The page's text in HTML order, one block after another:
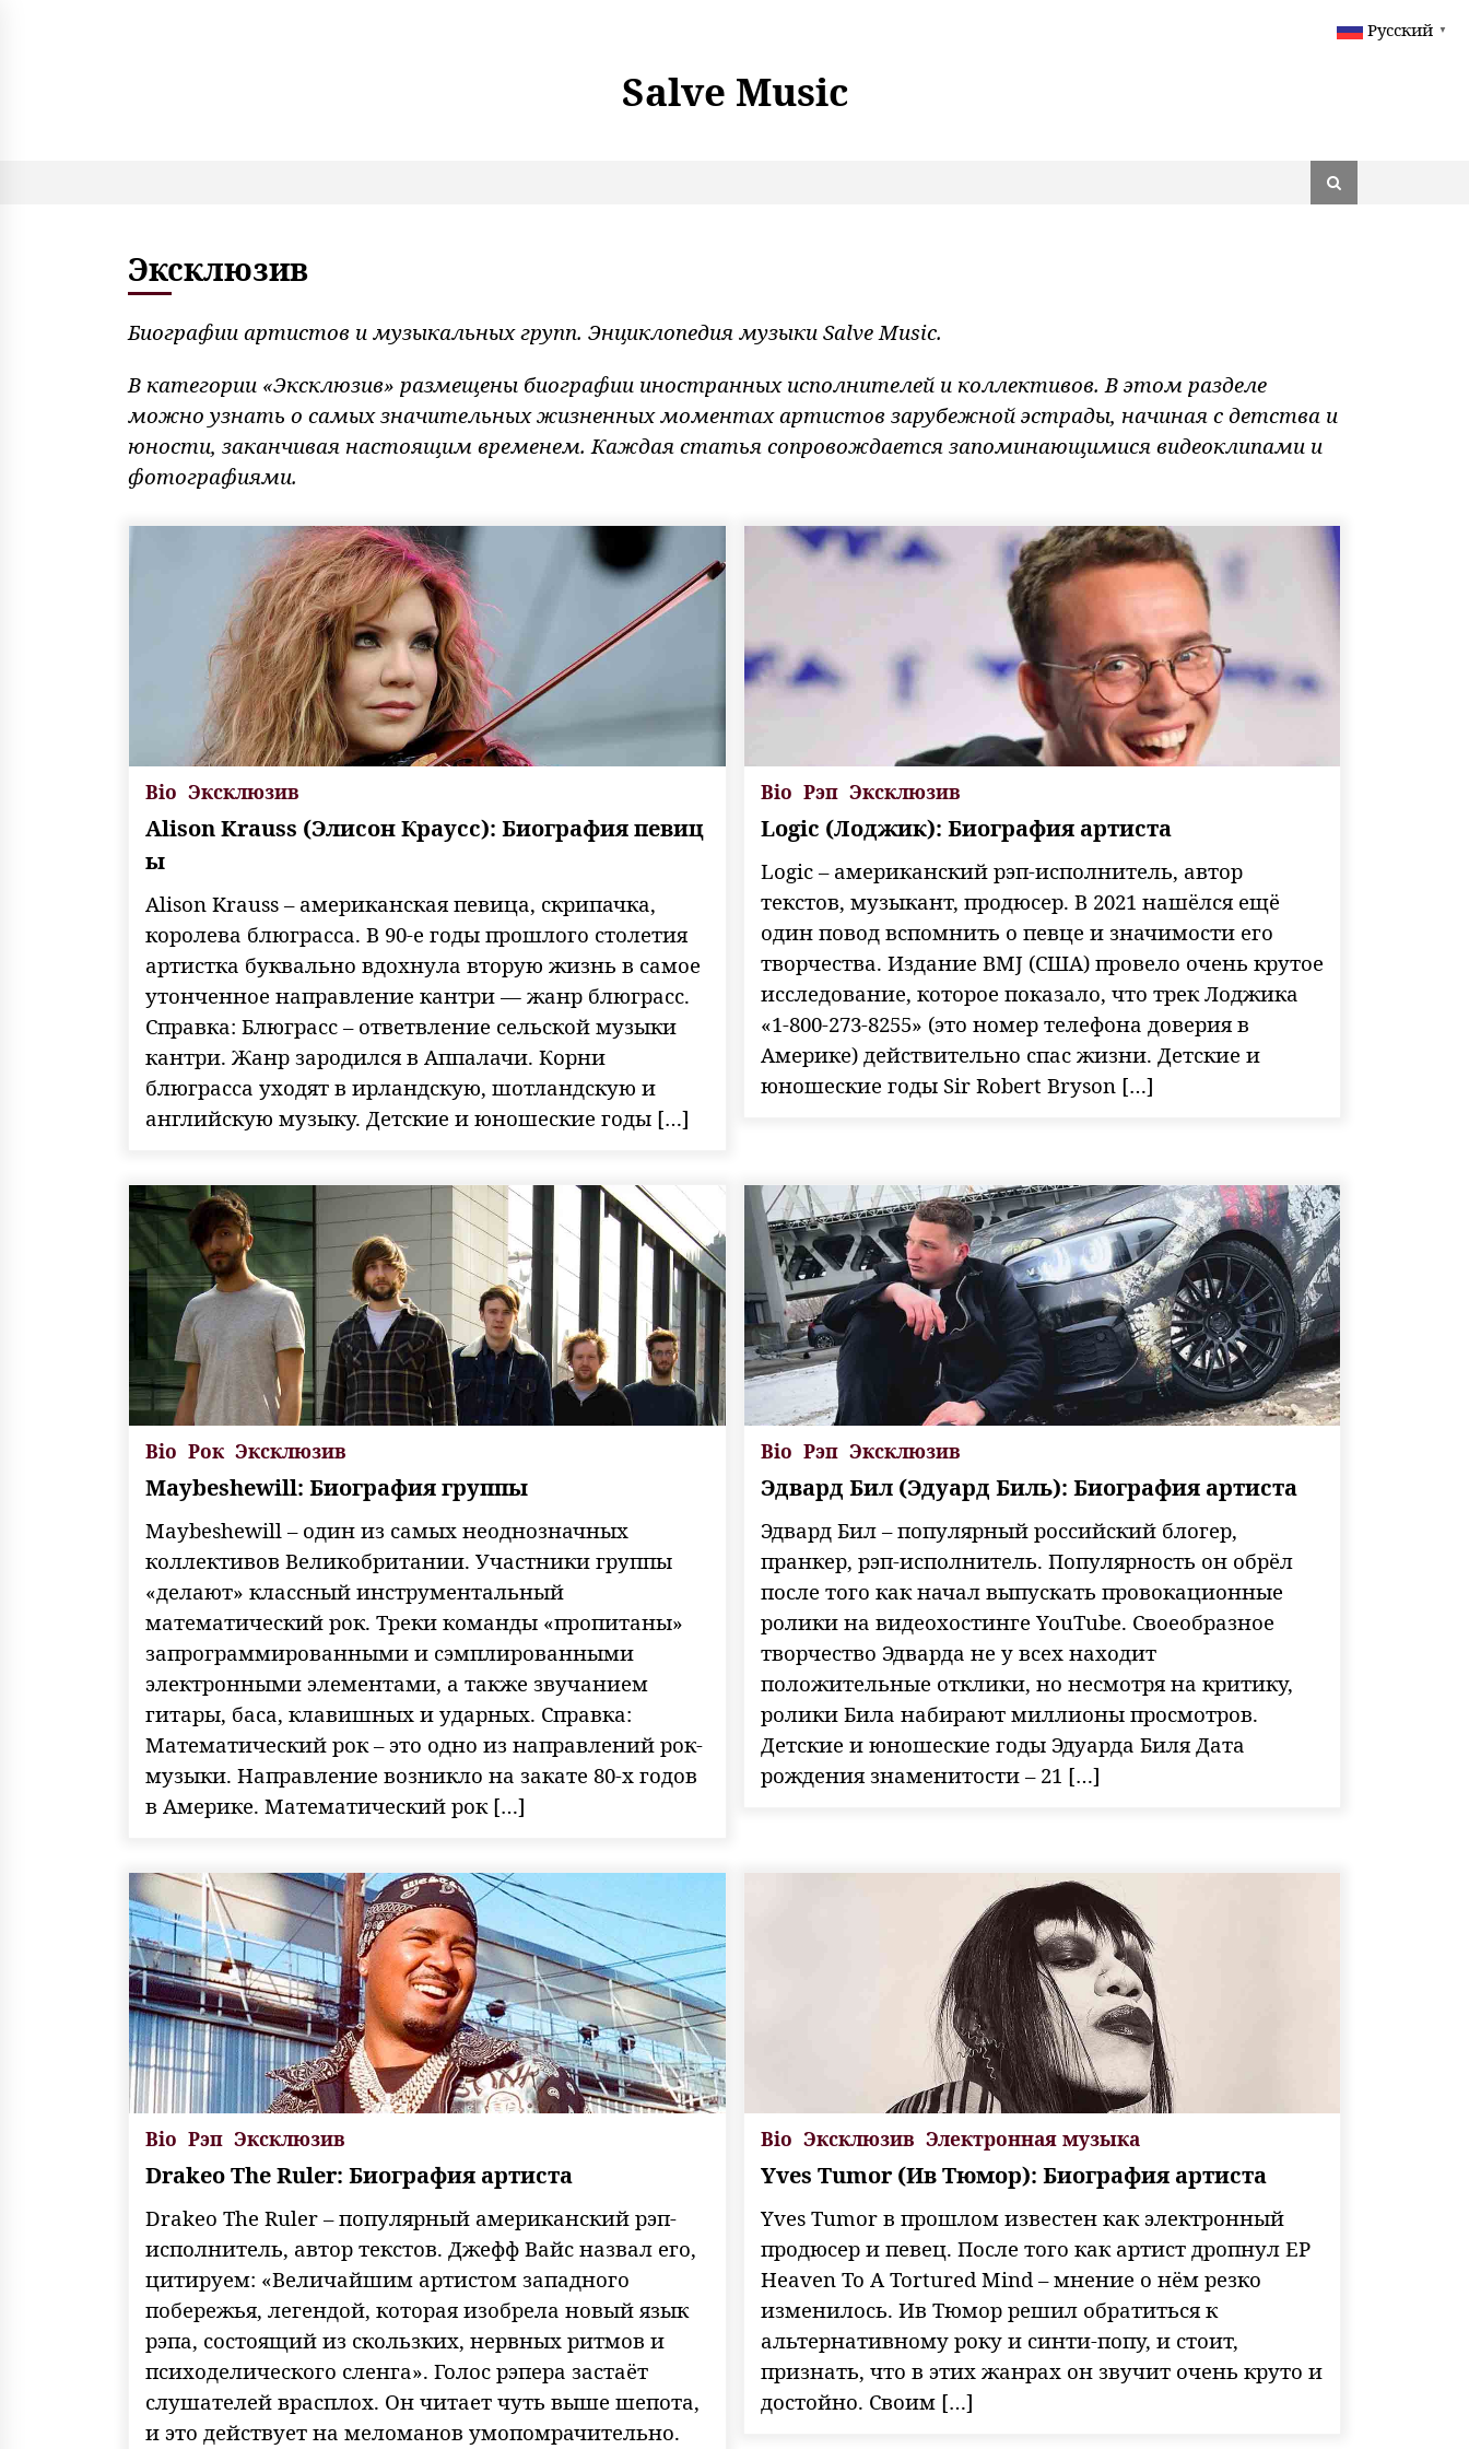
Salve Music
Эксклюзив
Биографии артистов и музыкальных групп. Энциклопедия музыки Salve Music.
В категории «Эксклюзив» размещены биографии иностранных исполнителей и коллективов. В этом разделе
можно узнать о самых значительных жизненных моментах артистов зарубежной эстрады, начиная с детства и
юности, заканчивая настоящим временем. Каждая статья сопровождается запоминающимися видеоклипами и
фотографиями.
Bio Эксклюзив
Alison Krauss (Элисон Краусс): Биография певиц
ы
Alison Krauss – американская певица, скрипачка,
королева блюграсса. В 90-е годы прошлого столетия
артистка буквально вдохнула вторую жизнь в самое
утонченное направление кантри — жанр блюграсс.
Справка: Блюграсс – ответвление сельской музыки
кантри. Жанр зародился в Аппалачи. Корни
блюграсса уходят в ирландскую, шотландскую и
английскую музыку. Детские и юношеские годы […]
Bio Рэп Эксклюзив
Logic (Лоджик): Биография артиста
Logic – американский рэп-исполнитель, автор
текстов, музыкант, продюсер. В 2021 нашёлся ещё
один повод вспомнить о певце и значимости его
творчества. Издание BMJ (США) провело очень крутое
исследование, которое показало, что трек Лоджика
«1-800-273-8255» (это номер телефона доверия в
Америке) действительно спас жизни. Детские и
юношеские годы Sir Robert Bryson […]
Bio Рок Эксклюзив
Maybeshewill: Биография группы
Maybeshewill – один из самых неоднозначных
коллективов Великобритании. Участники группы
«делают» классный инструментальный
математический рок. Треки команды «пропитаны»
запрограммированными и сэмплированными
электронными элементами, а также звучанием
гитары, баса, клавишных и ударных. Справка:
Математический рок – это одно из направлений рок-
музыки. Направление возникло на закате 80-х годов
в Америке. Математический рок […]
Bio Рэп Эксклюзив
Эдвард Бил (Эдуард Биль): Биография артиста
Эдвард Бил – популярный российский блогер,
пранкер, рэп-исполнитель. Популярность он обрёл
после того как начал выпускать провокационные
ролики на видеохостинге YouTube. Своеобразное
творчество Эдварда не у всех находит
положительные отклики, но несмотря на критику,
ролики Била набирают миллионы просмотров.
Детские и юношеские годы Эдуарда Биля Дата
рождения знаменитости – 21 […]
Bio Рэп Эксклюзив
Drakeo The Ruler: Биография артиста
Drakeo The Ruler – популярный американский рэп-
исполнитель, автор текстов. Джефф Вайс назвал его,
цитируем: «Величайшим артистом западного
побережья, легендой, которая изобрела новый язык
рэпа, состоящий из скользких, нервных ритмов и
психоделического сленга». Голос рэпера застаёт
слушателей врасплох. Он читает чуть выше шепота,
и это действует на меломанов умопомрачительно.
Bio Эксклюзив Электронная музыка
Yves Tumor (Ив Тюмор): Биография артиста
Yves Tumor в прошлом известен как электронный
продюсер и певец. После того как артист дропнул ЕР
Heaven To A Tortured Mind – мнение о нём резко
изменилось. Ив Тюмор решил обратиться к
альтернативному року и синти-попу, и стоит,
признать, что в этих жанрах он звучит очень круто и
достойно. Своим […]
Русский ▼